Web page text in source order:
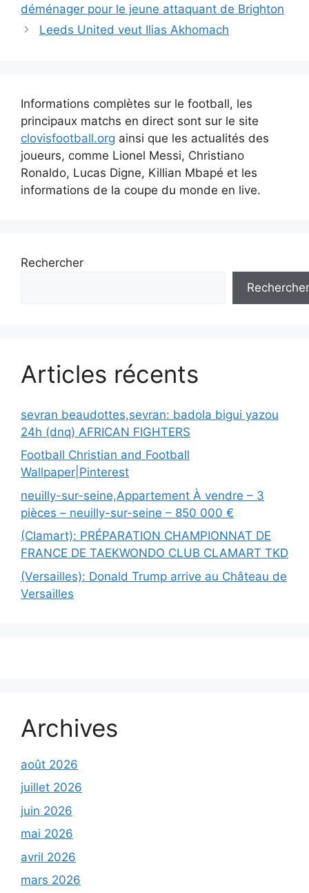
des
déménager pour le jeune attaquant de Brighton
Leeds United veut Ilias Akhomach
Informations complètes sur le football, les
principaux matchs en direct sont sur le site
clovisfootball.org ainsi que les actualités des
joueurs, comme Lionel Messi, Christiano
Ronaldo, Lucas Digne, Killian Mbapé et les
informations de la coupe du monde en live.
Rechercher
Rechercher
Articles récents
sevran beaudottes,sevran: badola bigui yazou
24h (dnq) AFRICAN FIGHTERS
Football Christian and Football
Wallpaper|Pinterest
neuilly-sur-seine,Appartement À vendre – 3
pièces – neuilly-sur-seine – 850 000 €
(Clamart): PRÉPARATION CHAMPIONNAT DE
FRANCE DE TAEKWONDO CLUB CLAMART TKD
(Versailles): Donald Trump arrive au Château de
Versailles
Archives
août 2026
juillet 2026
juin 2026
mai 2026
avril 2026
mars 2026